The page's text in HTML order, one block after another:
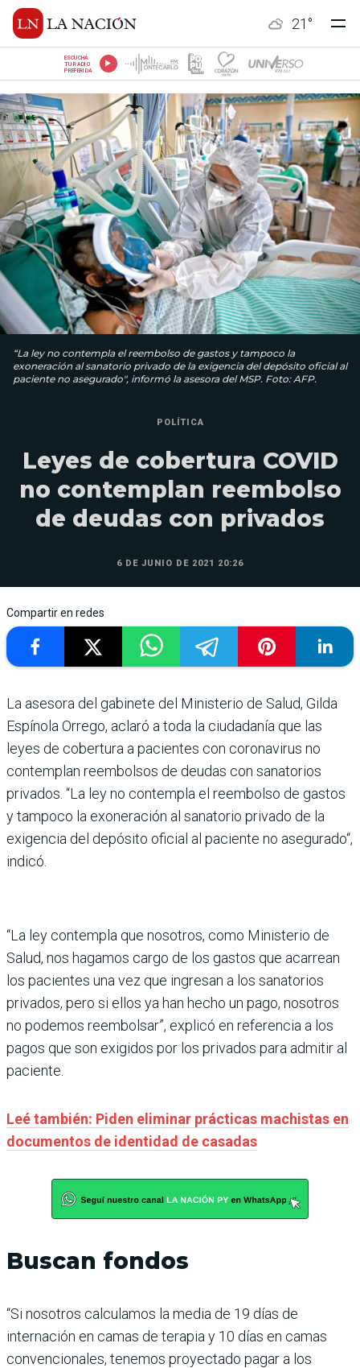
21 °
ESCUCHÁ
TU RADIO
PREFERIDA
“La ley no contempla el reembolso de gastos y tampoco la
exoneración al sanatorio privado de la exigencia del depósito oficial al
paciente no asegurado", informó la asesora del MSP. Foto: AFP.
POLÍTICA
Leyes de cobertura COVID
no contemplan reembolso
de deudas con privados
6 DE JUNIO DE 2021 20:26
Compartir en redes
La asesora del gabinete del Ministerio de Salud, Gilda
Espínola Orrego, aclaró a toda la ciudadanía que las
leyes de cobertura a pacientes con coronavirus no
contemplan reembolsos de deudas con sanatorios
privados. “La ley no contempla el reembolso de gastos
y tampoco la exoneración al sanatorio privado de la
exigencia del depósito oficial al paciente no asegurado“,
indicó.
“La ley contempla que nosotros, como Ministerio de
Salud, nos hagamos cargo de los gastos que acarrean
los pacientes una vez que ingresan a los sanatorios
privados, pero si ellos ya han hecho un pago, nosotros
no podemos reembolsar”, explicó en referencia a los
pagos que son exigidos por los privados para admitir al
paciente.
Leé también: Piden eliminar prácticas machistas en
documentos de identidad de casadas
Buscan fondos
“Si nosotros calculamos la media de 19 días de
internación en camas de terapia y 10 días en camas
convencionales, tenemos proyectado pagar a los